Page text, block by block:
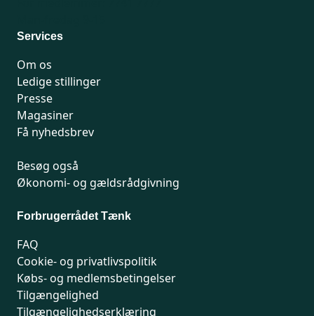
Services
Om os
Ledige stillinger
Presse
Magasiner
Få nyhedsbrev
Besøg også
Økonomi- og gældsrådgivning
Forbrugerrådet Tænk
FAQ
Cookie- og privatlivspolitik
Købs- og medlemsbetingelser
Tilgængelighed
Tilgængelighedserklæring